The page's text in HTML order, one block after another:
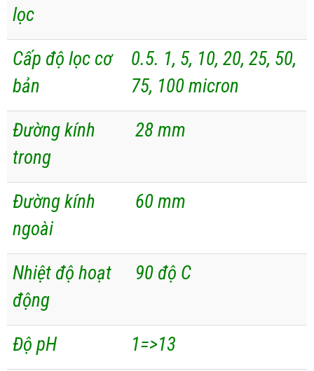
lọc
Cấp độ lọc cơ
bản
0.5. 1, 5, 10, 20, 25, 50,
75, 100 micron
Đường kính
trong
28 mm
Đường kính
ngoài
60 mm
Nhiệt độ hoạt
động
90 độ C
Độ pH
1=>13